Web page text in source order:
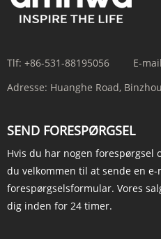
Tlf: +86-531-88195056 E-
Adresse: Huanghe Road,
SEND FORESPØRGSEL
Hvis du har nogen
du velkommen til at sende en
forespørgselsformular. Vores
dig inden for 24 timer.